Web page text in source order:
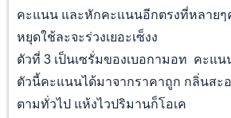
คะแนน และหักคะแนนอีกตรงที่หลายๆ
หยุดใช้ละจะร่วงเยอะเซ็งง
ตัวที่ 3 เป็นเซรั่มของเบอกามอท คะแน
ตัวนี้คะแนนได้มาจากราคาถูก กลิ่นสะ
ตามทั่วไป แห้งไวปริมานก็โอเค